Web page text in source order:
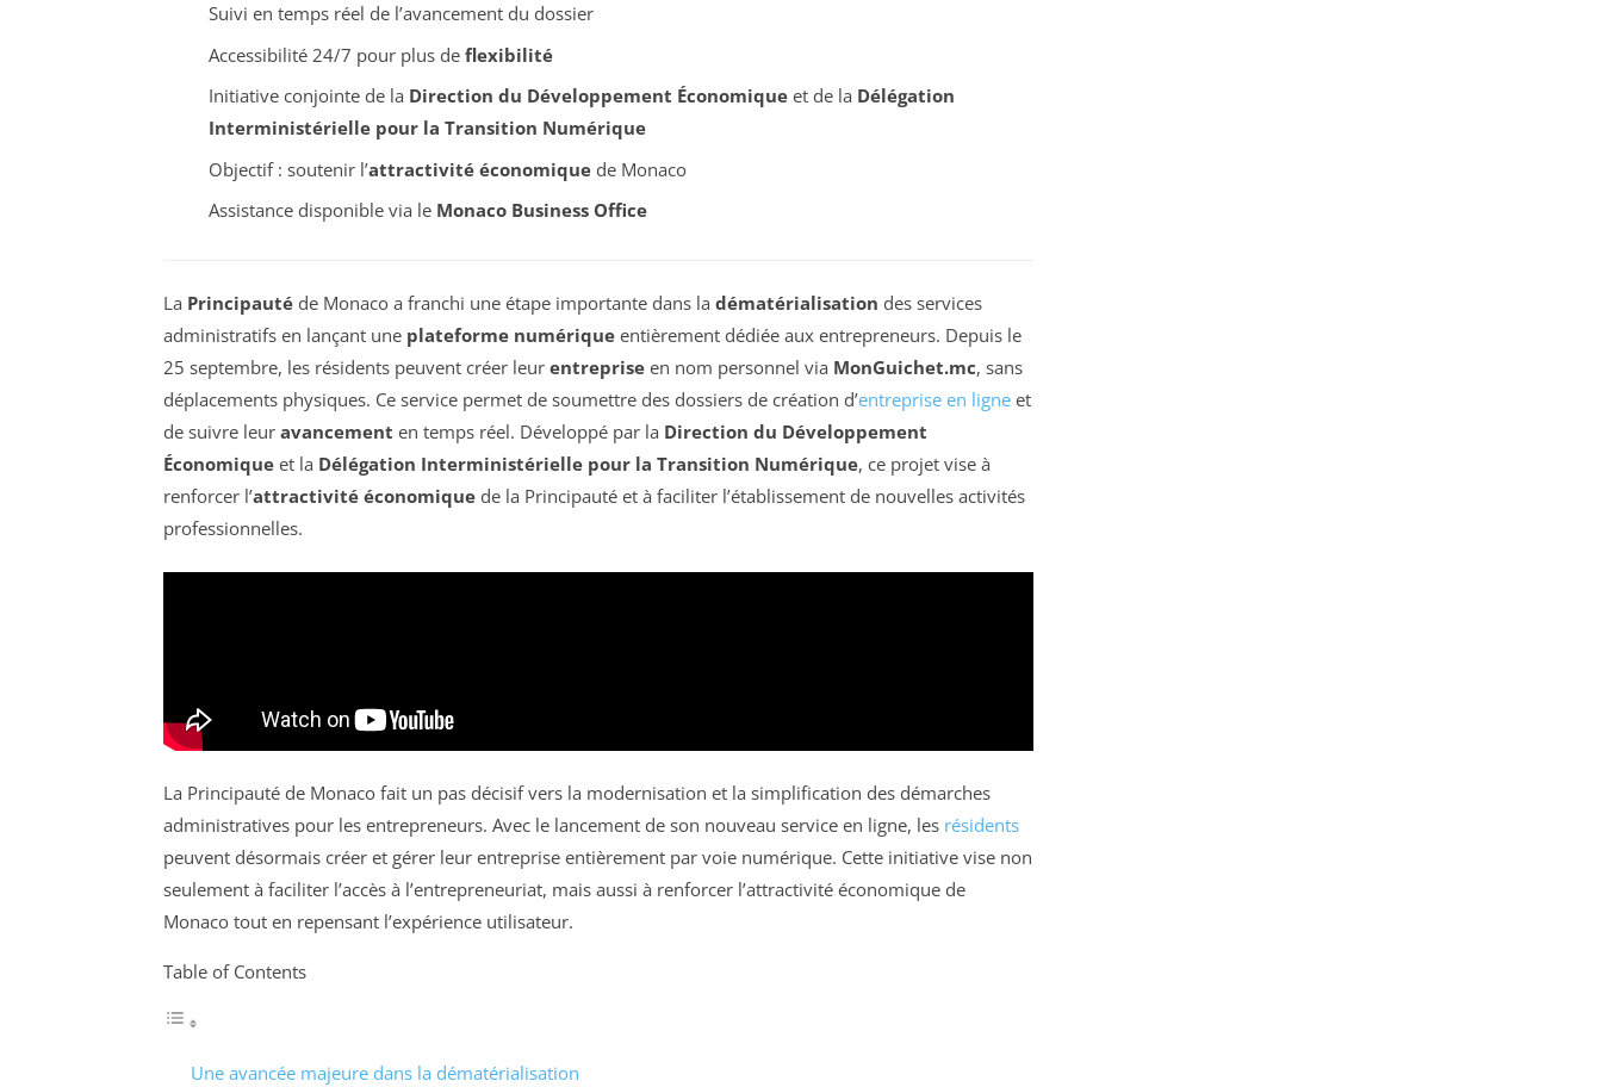
Suivi en temps réel de l’avancement du dossier
Accessibilité 24/7 pour plus de flexibilité
Initiative conjointe de la Direction du Développement Économiqueet de la Délégation
Interministérielle pour la Transition Numérique
Objectif : soutenir l’attractivité économiquede Monaco
Assistance disponible via le Monaco Business Office
La Principauté de Monaco a franchi une étape importante dans la dématérialisation des services
administratifs en lançant une plateforme numérique entièrement dédiée aux entrepreneurs. Depuis le
25 septembre, les résidents peuvent créer leur entreprise en nom personnel via MonGuichet.mc, sans
déplacements physiques. Ce service permet de soumettre des dossiers de création d’entreprise en ligne et
de suivre leur avancement en temps réel. Développé par la Direction du Développement
Économique et la Délégation Interministérielle pour la Transition Numérique, ce projet vise à
renforcer l’attractivité économique de la Principauté et à faciliter l’établissement de nouvelles activités
professionnelles.
La Principauté de Monaco fait un pas décisif vers la modernisation et la simplification des démarches
administratives pour les entrepreneurs. Avec le lancement de son nouveau service en ligne, les résidents
peuvent désormais créer et gérer leur entreprise entièrement par voie numérique. Cette initiative vise non
seulement à faciliter l’accès à l’entrepreneuriat, mais aussi à renforcer l’attractivité économique de
Monaco tout en repensant l’expérience utilisateur.
Table of Contents
Une avancée majeure dans la dématérialisation